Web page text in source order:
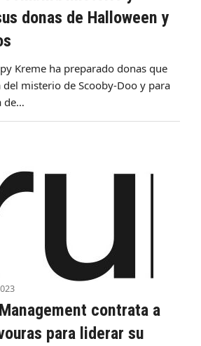
donas de Halloween y
Kreme ha preparado donas que
del misterio de Scooby-Doo y para
de…
contrata a
para liderar su